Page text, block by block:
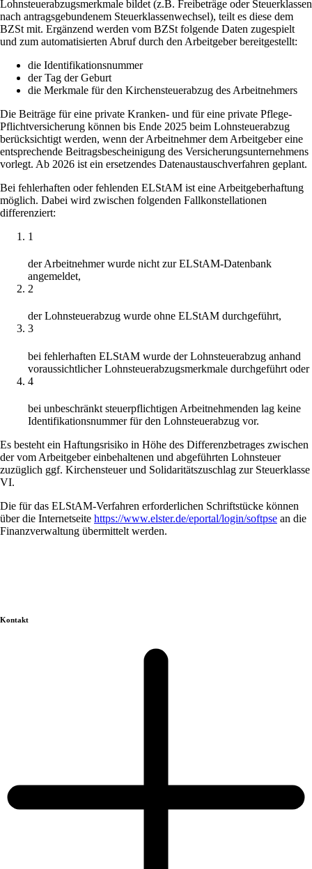
Lohnsteuerabzugsmerkmale bildet (z.B. Freibeträge oder Steuerklassen
nach antragsgebundenem Steuerklassenwechsel), teilt es diese dem
BZSt mit. Ergänzend werden vom BZSt folgende Daten zugespielt
und zum automatisierten Abruf durch den Arbeitgeber bereitgestellt:
die Identifikationsnummer
der Tag der Geburt
die Merkmale für den Kirchensteuerabzug des Arbeitnehmers
Die Beiträge für eine private Kranken- und für eine private Pflege-
Pflichtversicherung können bis Ende 2025 beim Lohnsteuerabzug
berücksichtigt werden, wenn der Arbeitnehmer dem Arbeitgeber eine
entsprechende Beitragsbescheinigung des Versicherungsunternehmens
vorlegt. Ab 2026 ist ein ersetzendes Datenaustauschverfahren geplant.
Bei fehlerhaften oder fehlenden ELStAM ist eine Arbeitgeberhaftung
möglich. Dabei wird zwischen folgenden Fallkonstellationen
differenziert:
1
der Arbeitnehmer wurde nicht zur ELStAM-Datenbank
angemeldet,
2
der Lohnsteuerabzug wurde ohne ELStAM durchgeführt,
3
bei fehlerhaften ELStAM wurde der Lohnsteuerabzug anhand
voraussichtlicher Lohnsteuerabzugsmerkmale durchgeführt oder
4
bei unbeschränkt steuerpflichtigen Arbeitnehmenden lag keine
Identifikationsnummer für den Lohnsteuerabzug vor.
Es besteht ein Haftungsrisiko in Höhe des Differenzbetrages zwischen
der vom Arbeitgeber einbehaltenen und abgeführten Lohnsteuer
zuzüglich ggf. Kirchensteuer und Solidaritätszuschlag zur Steuerklasse
VI.
Die für das ELStAM-Verfahren erforderlichen Schriftstücke können
über die Internetseite https://www.elster.de/eportal/login/softpse an die
Finanzverwaltung übermittelt werden.
Kontakt